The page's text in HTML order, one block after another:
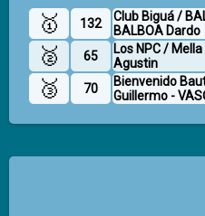
🥇 132
Club Biguá /
BALBOA Dardo
🥈 65
Los NPC /
Agustin
🥉 70
Bienvenido
Guillermo -